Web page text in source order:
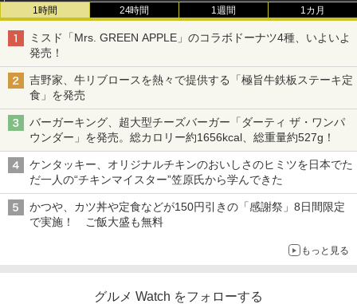
1時間 24時間 1週間 1カ月
ミスド「Mrs. GREEN APPLE」のコラボドーナツ4種、いよいよ
発売！
吉野家、牛リブロースを熱々で提供する「極旨牛鉄板ステーキ定
食」を発売
バーガーキング、超大型チーズバーガー「ダーティ ザ・ワンパ
ウンダー」を発売。総カロリー約1656kcal、総重量約527g！
ケンタッキー、オリジナルチキンのおいしさのヒミツを日本でた
だ一人の“チキンマイスター”笠原氏から学んできた
かつや、カツ丼や定食などが150円引きの「感謝祭」8日間限定
で実施！ ご飯大盛も無料
もっと見る
グルメ Watch をフォローする